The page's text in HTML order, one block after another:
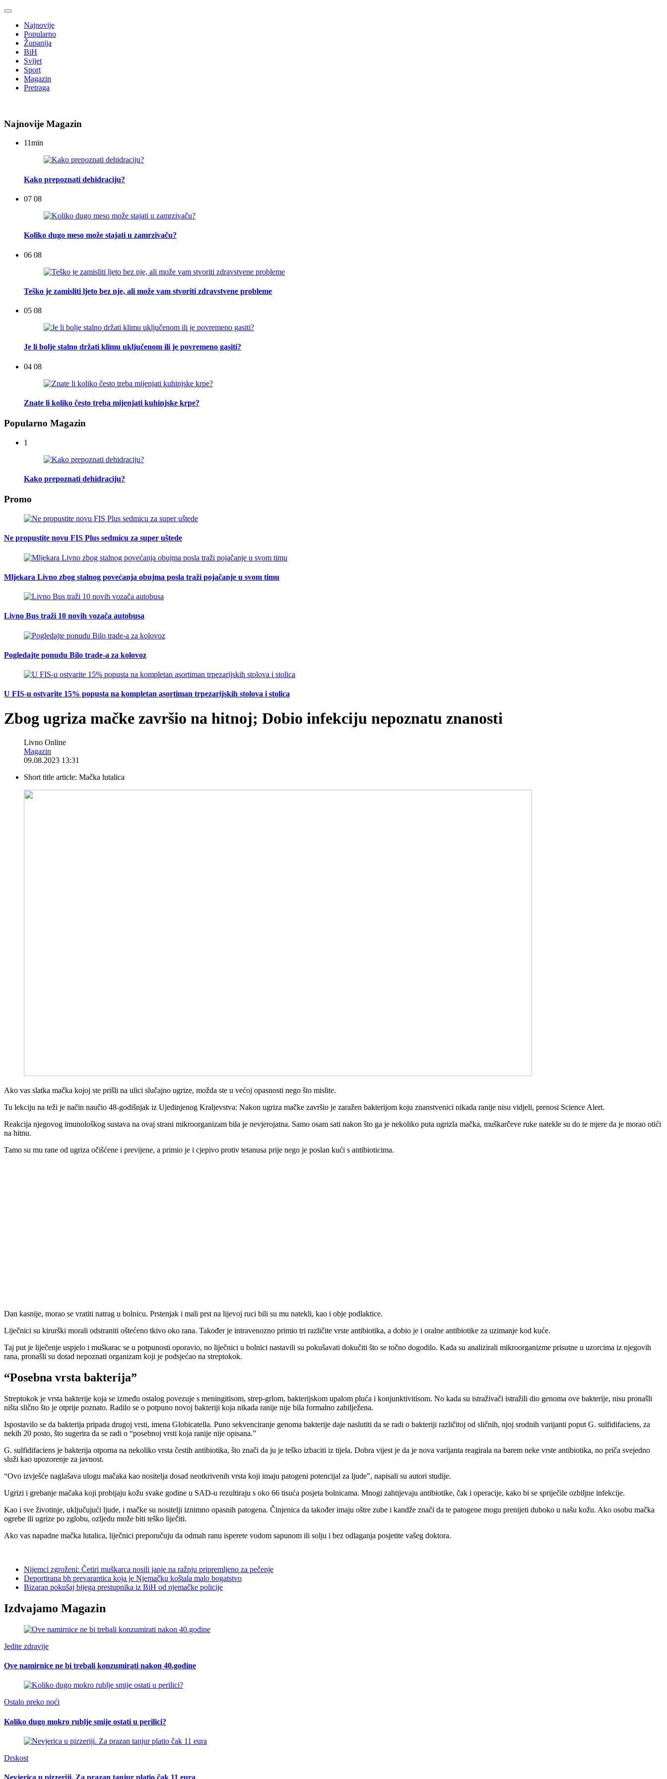
Najnovije
Popularno
Županija
BiH
Svijet
Sport
Magazin
Pretraga
Najnovije Magazin
11min
Kako prepoznati dehidraciju?
07 08
Koliko dugo meso može stajati u zamrzivaču?
06 08
Teško je zamisliti ljeto bez nje, ali može vam stvoriti zdravstvene probleme
05 08
Je li bolje stalno držati klimu uključenom ili je povremeno gasiti?
04 08
Znate li koliko često treba mijenjati kuhinjske krpe?
Popularno Magazin
1
Kako prepoznati dehidraciju?
Promo
Ne propustite novu FIS Plus sedmicu za super uštede
Mljekara Livno zbog stalnog povećanja obujma posla traži pojačanje u svom timu
Livno Bus traži 10 novih vozača autobusa
Pogledajte ponudu Bilo trade-a za kolovoz
U FIS-u ostvarite 15% popusta na kompletan asortiman trpezarijskih stolova i stolica
Zbog ugriza mačke završio na hitnoj; Dobio infekciju nepoznatu znanosti
Livno Online
Magazin
09.08.2023 13:31
Short title article: Mačka lutalica
Ako vas slatka mačka kojoj ste prišli na ulici slučajno ugrize, možda ste u većoj opasnosti nego što mislite.
Tu lekciju na teži je način naučio 48-godišnjak iz Ujedinjenog Kraljevstva: Nakon ugriza mačke završio je zaražen bakterijom koju znanstvenici nikada ranije nisu vidjeli, prenosi Science Alert.
Reakcija njegovog imunološkog sustava na ovaj strani mikroorganizam bila je nevjerojatna. Samo osam sati nakon što ga je nekoliko puta ugrizla mačka, muškarčeve ruke natekle su do te mjere da je morao otići
na hitnu.
Tamo su mu rane od ugriza očišćene i previjene, a primio je i cjepivo protiv tetanusa prije nego je poslan kući s antibioticima.
Dan kasnije, morao se vratiti natrag u bolnicu. Prstenjak i mali prst na lijevoj ruci bili su mu natekli, kao i obje podlaktice.
Liječnici su kirurški morali odstraniti oštećeno tkivo oko rana. Također je intravenozno primio tri različite vrste antibiotika, a dobio je i oralne antibiotike za uzimanje kod kuće.
Taj put je liječenje uspjelo i muškarac se u potpunosti oporavio, no liječnici u bolnici nastavili su pokušavati dokučiti što se točno dogodilo. Kada su analizirali mikroorganizme prisutne u uzorcima iz njegovih
rana, pronašli su dotad nepoznati organizam koji je podsjećao na streptokok.
“Posebna vrsta bakterija”
Streptokok je vrsta bakterije koja se između ostalog povezuje s meningitisom, strep-grlom, bakterijskom upalom pluća i konjunktivitisom. No kada su istraživači istražili dio genoma ove bakterije, nisu pronašli
ništa slično što je otprije poznato. Radilo se o potpuno novoj bakteriji koja nikada ranije nije bila formalno zabilježena.
Ispostavilo se da bakterija pripada drugoj vrsti, imena Globicatella. Puno sekvenciranje genoma bakterije daje naslutiti da se radi o bakteriji različitoj od sličnih, njoj srodnih varijanti poput G. sulfidifaciens, za
nekih 20 posto, što sugerira da se radi o “posebnoj vrsti koja ranije nije opisana.”
G. sulfidifaciens je bakterija otporna na nekoliko vrsta čestih antibiotika, što znači da ju je teško izbaciti iz tijela. Dobra vijest je da je nova varijanta reagirala na barem neke vrste antibiotika, no priča svejedno
služi kao upozorenje za javnost.
“Ovo izvješće naglašava ulogu mačaka kao nositelja dosad neotkrivenih vrsta koji imaju patogeni potencijal za ljude”, napisali su autori studije.
Ugrizi i grebanje mačaka koji probijaju kožu svake godine u SAD-u rezultiraju s oko 66 tisuća posjeta bolnicama. Mnogi zahtijevaju antibiotike, čak i operacije, kako bi se spriječile ozbiljne infekcije.
Kao i sve životinje, uključujući ljude, i mačke su nositelji iznimno opasnih patogena. Činjenica da također imaju oštre zube i kandže znači da te patogene mogu prenijeti duboko u našu kožu. Ako osobu mačka
ogrebe ili ugrize po zglobu, ozljedu može biti teško liječiti.
Ako vas napadne mačka lutalica, liječnici preporučuju da odmah ranu isperete vodom sapunom ili solju i bez odlaganja posjetite vašeg doktora.
Nijemci zgroženi: Četiri muškarca nosili janje na ražnju pripremljeno za pečenje
Deportirana bh prevarantica koja je Njemačku koštala malo bogatstvo
Bizaran pokušaj bijega prestupnika iz BiH od njemačke policije
Izdvajamo Magazin
Jedite zdravije
Ove namirnice ne bi trebali konzumirati nakon 40.godine
Ostalo preko noći
Koliko dugo mokro rublje smije ostati u perilici?
Drskost